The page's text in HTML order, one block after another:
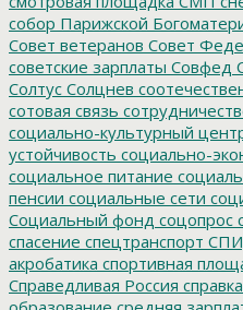
собор Парижской
Совет ветеранов Совет
советские зарплаты Совфед
Солтус Солцнев
сотовая связь
социально-культурный
устойчивость социально-
социальное питание
пенсии социальные сети
Социальный фонд соцопрос
спасение спецтранспорт
акробатика спортивная
Справедливая Россия справка